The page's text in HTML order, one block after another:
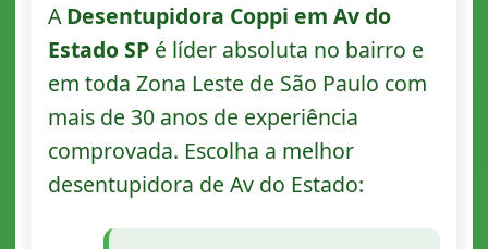
ADesentupidora Coppi em Av do
Estado SPé líder absoluta no bairro e
em toda Zona Leste de São Paulo com
mais de 30 anos de experiência
comprovada. Escolha a melhor
desentupidora de Av do Estado: